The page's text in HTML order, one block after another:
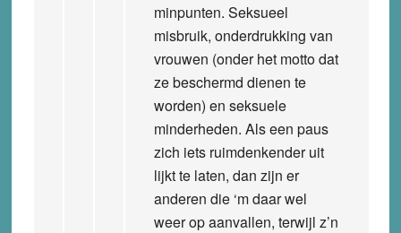
minpunten. Seksueel
misbruik, onderdrukking van
vrouwen (onder het motto dat
ze beschermd dienen te
worden) en seksuele
minderheden. Als een paus
zich iets ruimdenkender uit
lijkt te laten, dan zijn er
anderen die ‘m daar wel
weer op aanvallen, terwijl z’n